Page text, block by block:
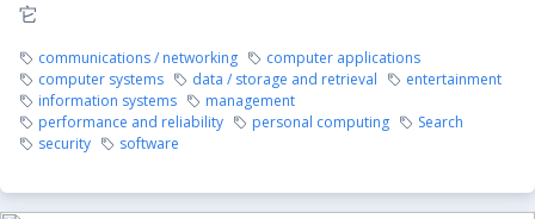
它
communications / networking
computer applications
computer systems
data / storage and retrieval
entertainment
information systems
management
performance and reliability
personal computing
Search
security
software